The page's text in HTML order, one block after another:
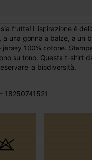
una gonna a balze, a un
100% cotone.
su tono. Questa t-shirt
la biodiversità.
18250741521